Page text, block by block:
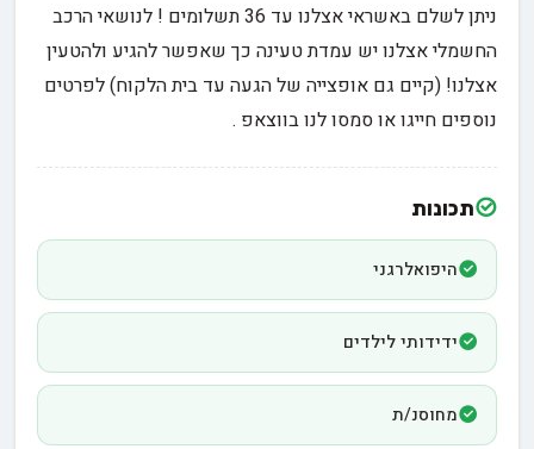
ניתן לשלם באשראי אצלנו עד 36 תשלומים ! לנושאי הרכב
החשמלי אצלנו יש עמדת טעינה כך שאפשר להגיע ולהטעין
אצלנו! (קיים גם אופצייה של הגעה עד בית הלקוח) לפרטים
נוספים חייגו או סמסו לנו בווצאפ .
תכונות
היפואלרגני
ידידותי לילדים
מחוסנ/ת